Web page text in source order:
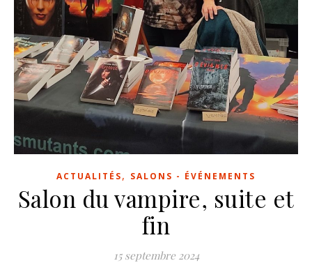
ACTUALITÉS, SALONS - ÉVÉNEMENTS
Salon du vampire, suite et
fin
15 septembre 2024